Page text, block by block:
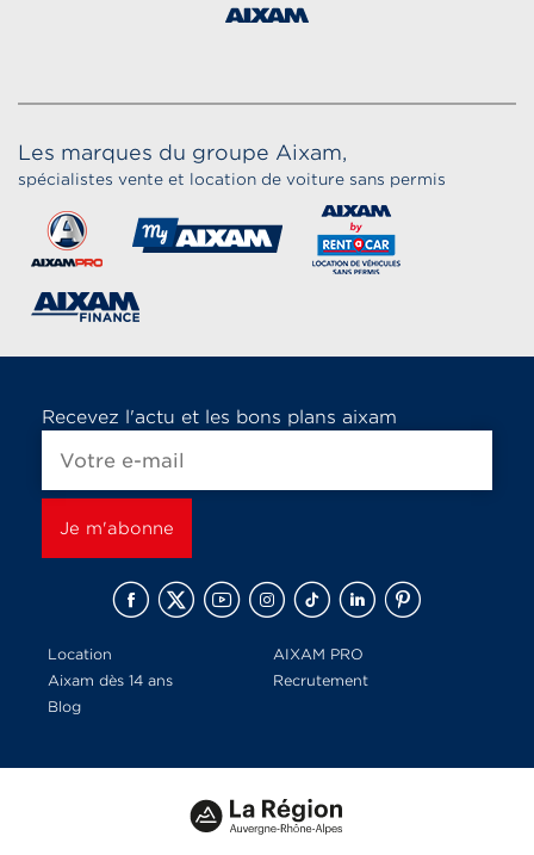
Les marques du groupe Aixam,
spécialistes vente et location de voiture sans permis
Recevez l'actu et les bons plans aixam
Location
AIXAM PRO
Aixam dès 14 ans
Recrutement
Blog